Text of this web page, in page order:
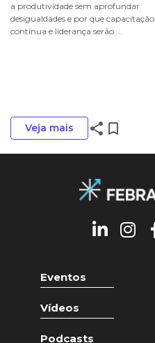
a produtividade sem aprofundar
desigualdades e por que capacitação
contínua e liderança serão ...
Veja mais share bookmark_border
Eventos
Vídeos
Podcasts